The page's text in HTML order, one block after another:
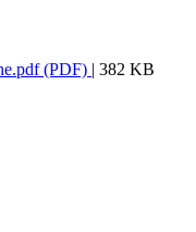
(PDF) | 382 KB